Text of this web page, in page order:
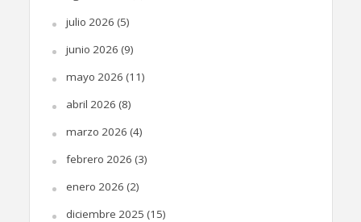
julio 2026 (5)
junio 2026 (9)
mayo 2026 (11)
abril 2026 (8)
marzo 2026 (4)
febrero 2026 (3)
enero 2026 (2)
diciembre 2025 (15)